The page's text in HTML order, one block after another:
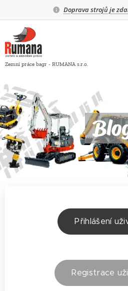
Doprava strojů je
Zemní práce bagr - RUMANA s.r.o.
Přihlášení
Registrace